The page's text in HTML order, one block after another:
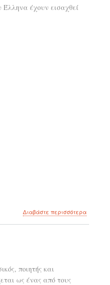
Έλληνα έχουν εισαχθεί
Διαβάστε περισσότεραγια
ποιητής και
ως ένας από τους